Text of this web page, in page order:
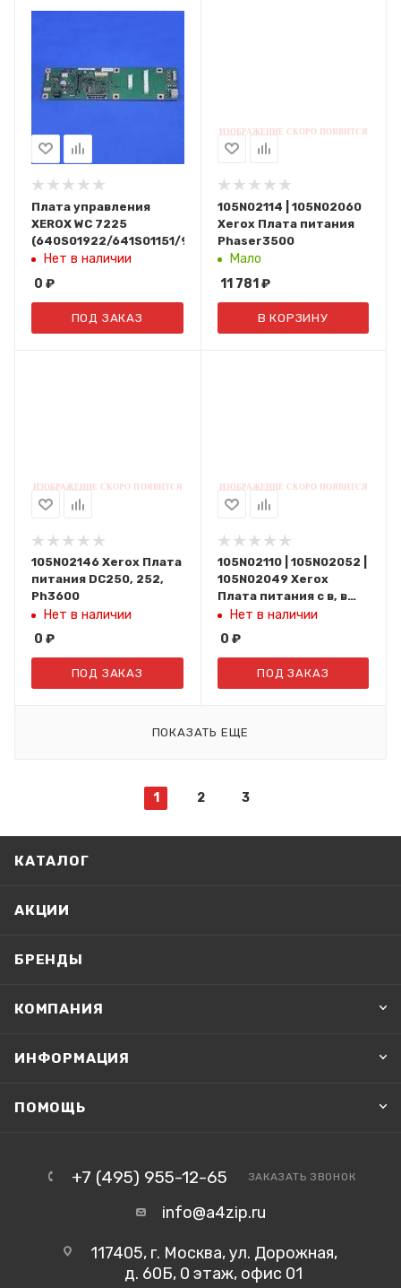
Плата управления
XEROX WC 7225
(640S01922/641S01151/960K68411/960K68412/
Нет в наличии
0 ₽
ПОД ЗАКАЗ
105N02114 | 105N02060
Xerox Плата питания
Phaser3500
Мало
11 781 ₽
В КОРЗИНУ
105N02146 Xerox Плата
питания DC250, 252,
Ph3600
Нет в наличии
0 ₽
ПОД ЗАКАЗ
105N02110 | 105N02052 |
105N02049 Xerox
Плата питания с в, в
блоком WC-3119,
PE114e, PH3116
Нет в наличии
0 ₽
ПОД ЗАКАЗ
ПОКАЗАТЬ ЕЩЕ
1 2 3
КАТАЛОГ
АКЦИИ
БРЕНДЫ
КОМПАНИЯ
ИНФОРМАЦИЯ
ПОМОЩЬ
+7 (495) 955-12-65 ЗАКАЗАТЬ ЗВОНОК
info@a4zip.ru
117405, г. Москва, ул. Дорожная,
д. 60Б, 0 этаж, офис 01